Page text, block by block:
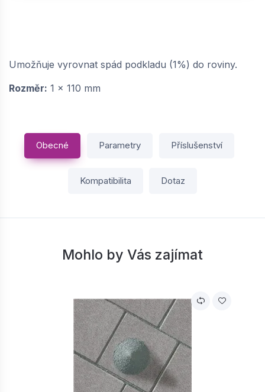
Umožňuje vyrovnat spád podkladu (1%) do roviny.
Rozměr: 1 x 110 mm
Obecné Parametry Příslušenství
Kompatibilita Dotaz
Mohlo by Vás zajímat